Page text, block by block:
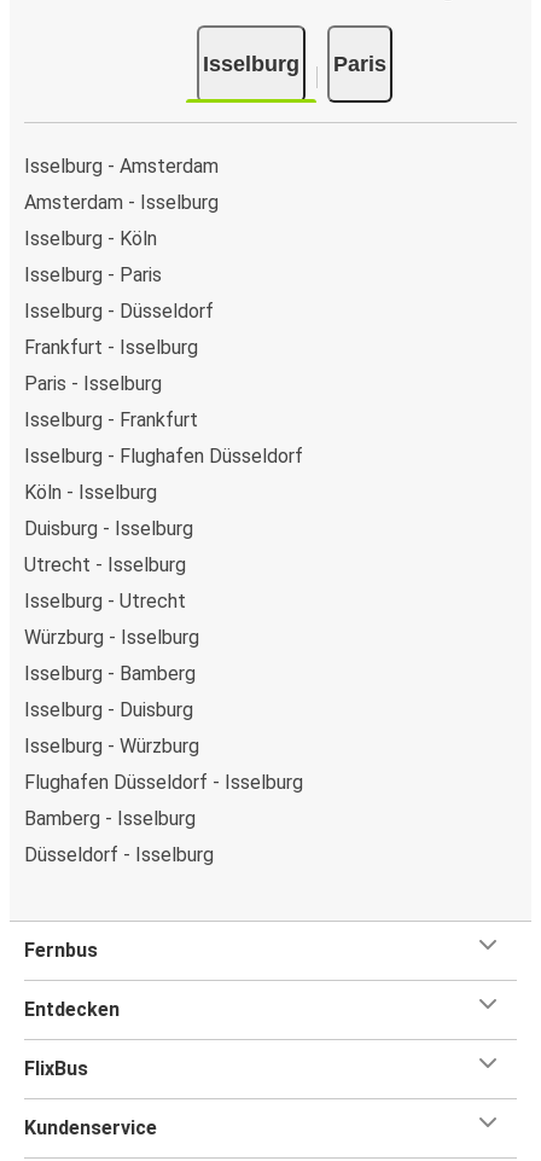
Isselburg Paris
Isselburg - Amsterdam
Amsterdam - Isselburg
Isselburg - Köln
Isselburg - Paris
Isselburg - Düsseldorf
Frankfurt - Isselburg
Paris - Isselburg
Isselburg - Frankfurt
Isselburg - Flughafen Düsseldorf
Köln - Isselburg
Duisburg - Isselburg
Utrecht - Isselburg
Isselburg - Utrecht
Würzburg - Isselburg
Isselburg - Bamberg
Isselburg - Duisburg
Isselburg - Würzburg
Flughafen Düsseldorf - Isselburg
Bamberg - Isselburg
Düsseldorf - Isselburg
Fernbus
Entdecken
FlixBus
Kundenservice